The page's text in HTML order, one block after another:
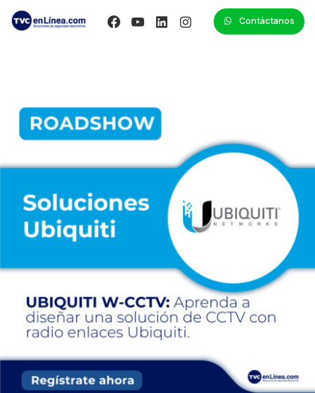
Contáctanos